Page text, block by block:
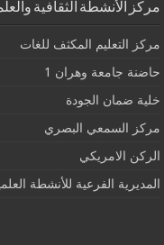
مركز الأنشطة الثقافية
مركز التعليم المكثف للغات
حاضنة جامعة وهران 1
خلية ضمان الجودة
مركز السمعي البصري
الركن الامريكي
المديرية الفرعية للأنشطة